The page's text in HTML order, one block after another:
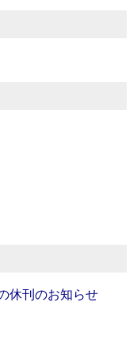
休刊のお知らせ